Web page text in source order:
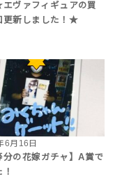
ヴァフィギュアの買
更新しました！★
6月16日
分の花嫁ガチャ】A賞で